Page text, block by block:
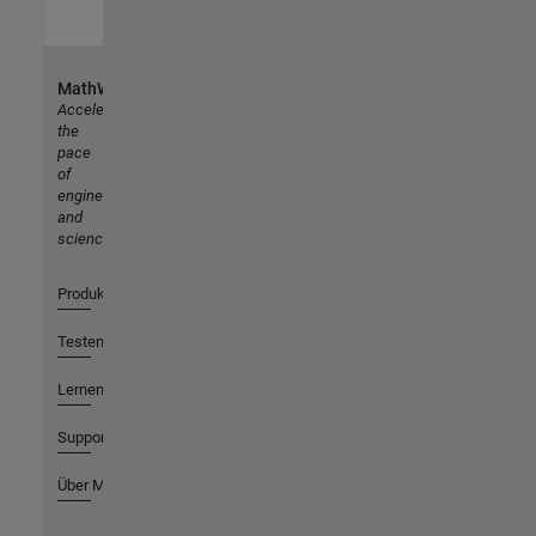
MathWorks
Accelerating
the
pace
of
engineering
and
science
Produkte
Testen oder Kaufen
Lernen
Support
Über MathWorks